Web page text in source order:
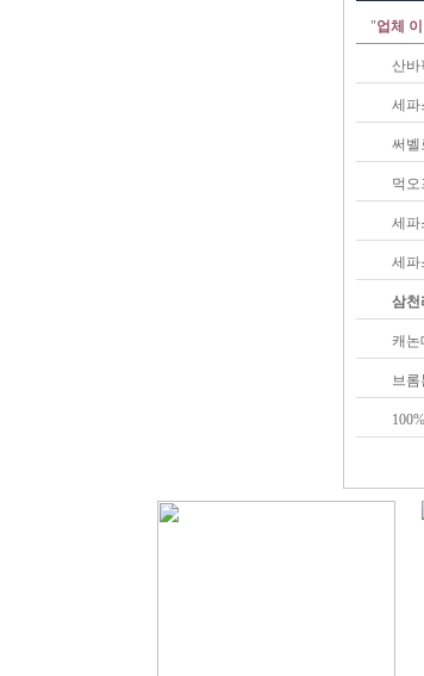
"업체
산바
세파
써벨
먹오
세파
세파
삼천
캐논
브롬